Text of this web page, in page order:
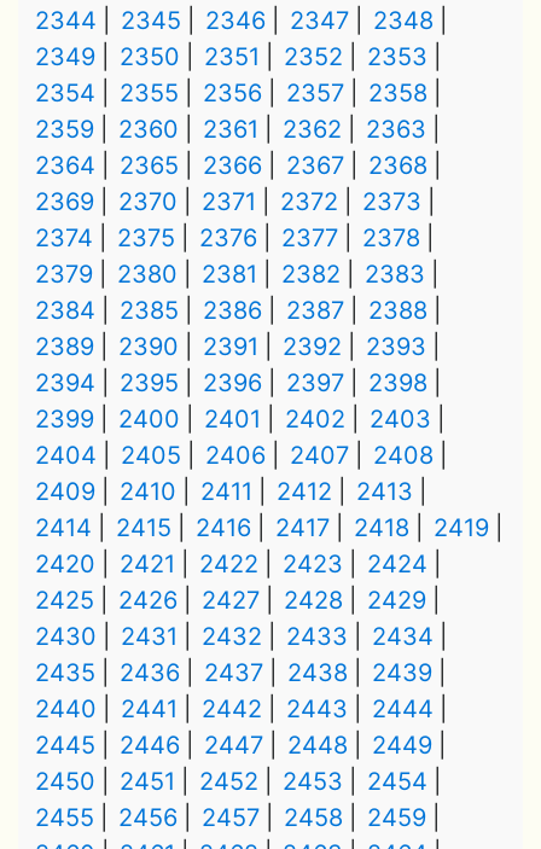
2344
2345 2346 2347
2348
2349
2350 2351 2352
2353
2354
2355 2356 2357
2358
2359
2360 2361 2362
2363
2364
2365 2366 2367
2368
2369
2370 2371 2372
2373
2374
2375 2376 2377
2378
2379
2380 2381 2382
2383
2384
2385 2386 2387
2388
2389
2390 2391 2392
2393
2394
2395 2396 2397
2398
2399
2400 2401 2402
2403
2404
2405 2406 2407
2408
2409
2410 2411 2412
2413
2414
2415 2416 2417 2418
2419
2420
2421 2422 2423
2424
2425
2426 2427 2428
2429
2430
2431 2432 2433
2434
2435
2436 2437 2438
2439
2440
2441 2442 2443
2444
2445
2446 2447 2448
2449
2450
2451 2452 2453
2454
2455
2456 2457 2458
2459